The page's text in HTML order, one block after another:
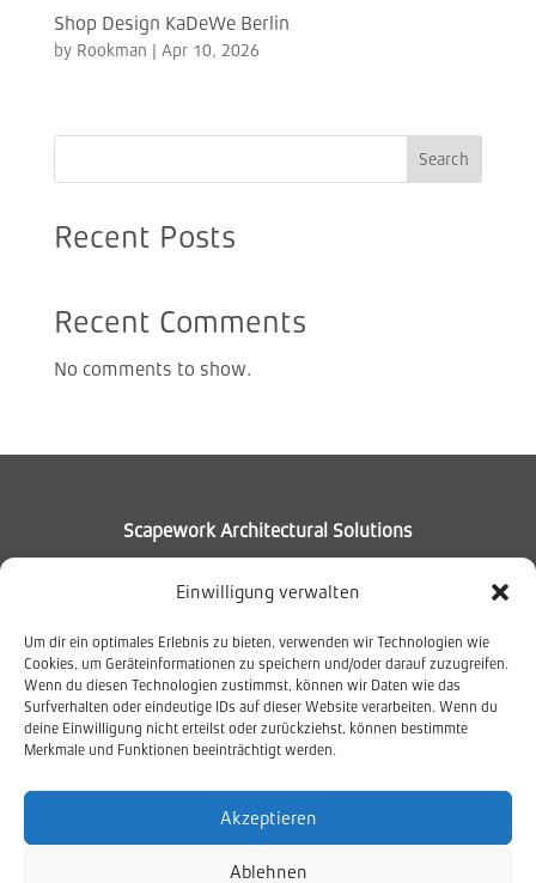
Einwilligung verwalten
Um dir ein optimales Erlebnis zu bieten, verwenden wir Technologien wie
Cookies, um Geräteinformationen zu speichern und/oder darauf zuzugreifen.
Wenn du diesen Technologien zustimmst, können wir Daten wie das
Surfverhalten oder eindeutige IDs auf dieser Website verarbeiten. Wenn du
deine Einwilligung nicht erteilst oder zurückziehst, können bestimmte
Merkmale und Funktionen beeinträchtigt werden.
Akzeptieren
Ablehnen
Shop Design KaDeWe Berlin
by Rookman | Apr 10, 2026
Search
Recent Posts
Recent Comments
No comments to show.
Scapework Architectural Solutions
Muldenhammer – Germany
info@scapework.de
Network
Imprint
Privacy Policy